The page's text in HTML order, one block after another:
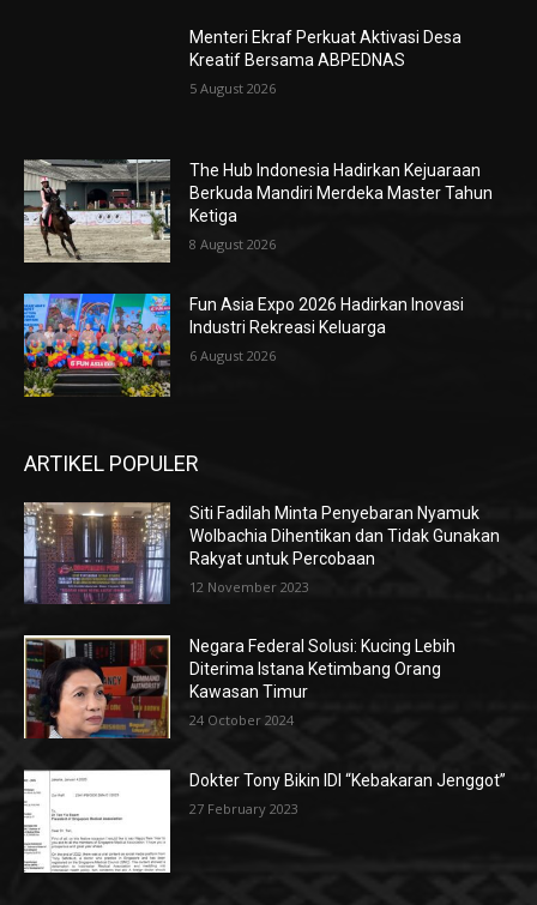
Menteri Ekraf Perkuat Aktivasi Desa
Kreatif Bersama ABPEDNAS
5 August 2026
The Hub Indonesia Hadirkan Kejuaraan
Berkuda Mandiri Merdeka Master Tahun
Ketiga
8 August 2026
Fun Asia Expo 2026 Hadirkan Inovasi
Industri Rekreasi Keluarga
6 August 2026
ARTIKEL POPULER
Siti Fadilah Minta Penyebaran Nyamuk
Wolbachia Dihentikan dan Tidak Gunakan
Rakyat untuk Percobaan
12 November 2023
Negara Federal Solusi: Kucing Lebih
Diterima Istana Ketimbang Orang
Kawasan Timur
24 October 2024
Dokter Tony Bikin IDI “Kebakaran Jenggot”
27 February 2023